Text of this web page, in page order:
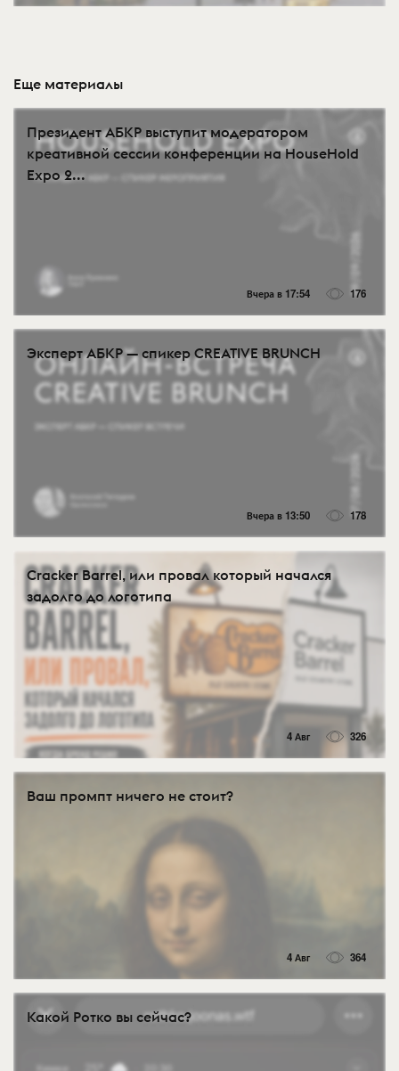
Еще материалы
Президент АБКР выступит модератором
креативной сессии конференции на HouseHold
Expo 2...
Вчера в 17:54 176
Эксперт АБКР — спикер CREATIVE BRUNCH
Вчера в 13:50 178
Cracker Barrel, или провал который начался
задолго до логотипа
4 Авг 326
Ваш промпт ничего не стоит?
4 Авг 364
Какой Ротко вы сейчас?